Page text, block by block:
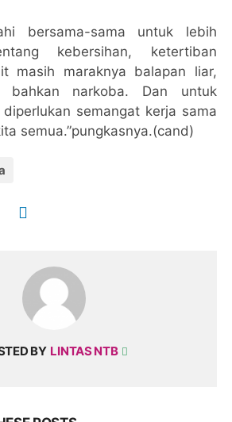
bersama-sama untuk lebih
kebersihan, ketertiban
masih maraknya balapan liar,
bahkan narkoba. Dan untuk
semangat kerja sama
semua.”pungkasnya.(cand)
BY LINTAS NTB